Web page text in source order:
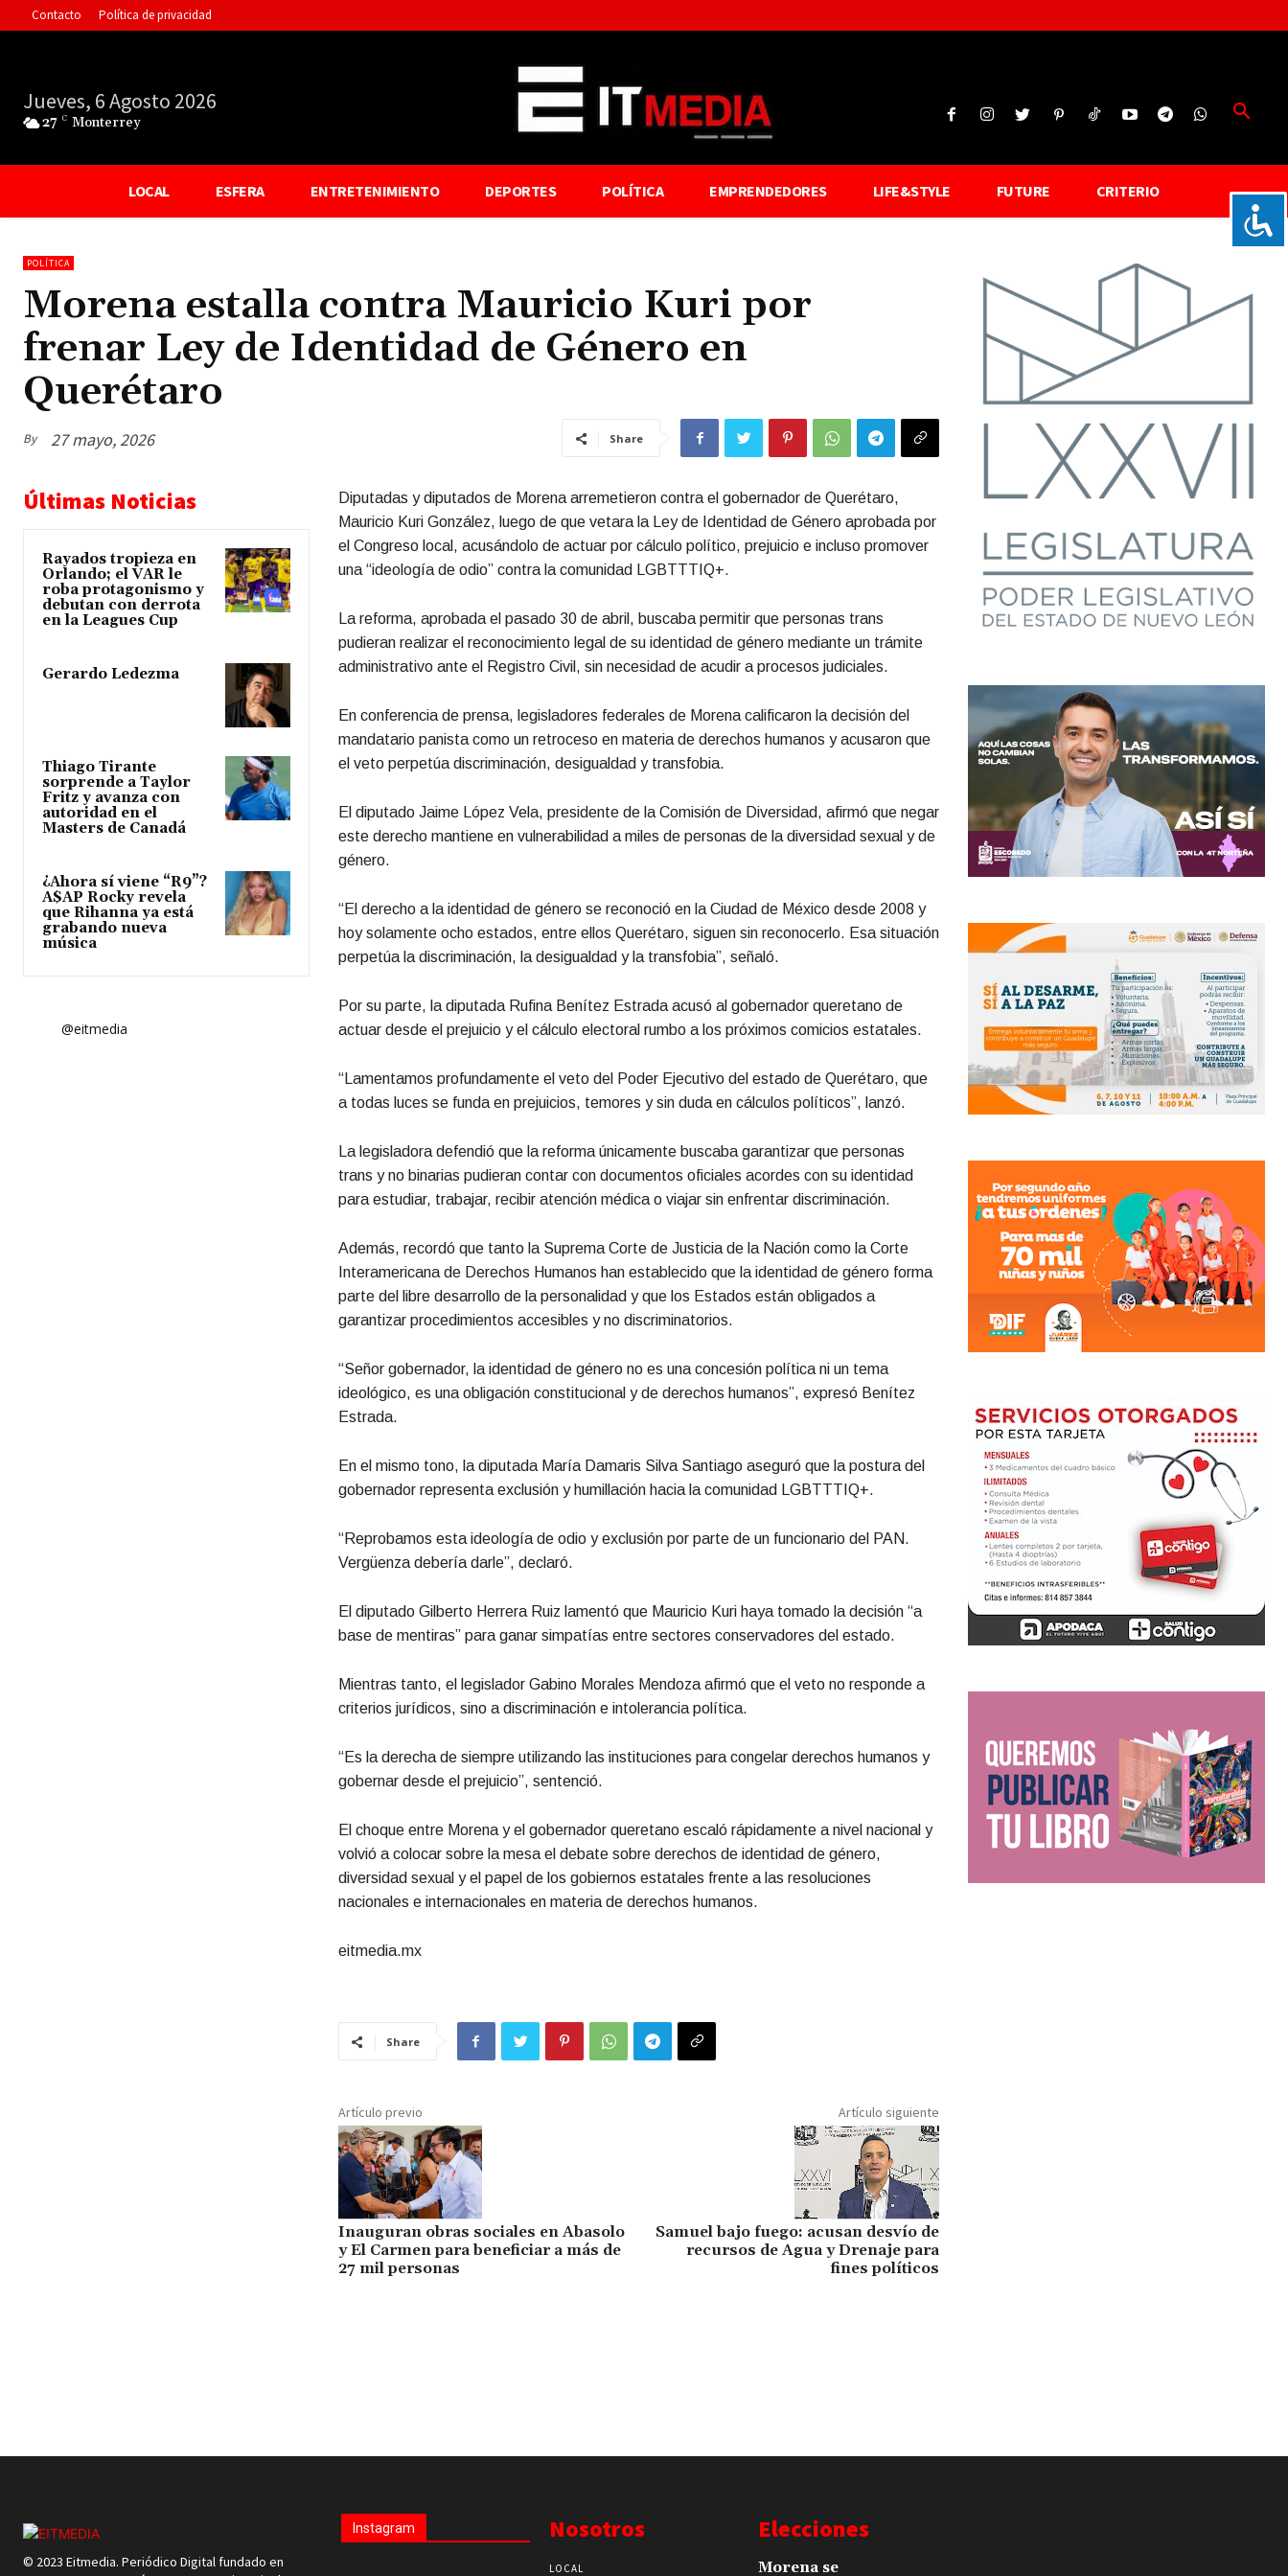
Contacto Política de privacidad
Jueves, 6 Agosto 2026
27 C Monterrey
LOCAL ESFERA ENTRETENIMIENTO DEPORTES POLÍTICA EMPRENDEDORES LIFE&STYLE FUTURE CRITERIO
POLÍTICA
Morena estalla contra Mauricio Kuri por
frenar Ley de Identidad de Género en
Querétaro
By 27 mayo, 2026 Share
Últimas Noticias
Rayados tropieza en
Orlando; el VAR le
roba protagonismo y
debutan con derrota
en la Leagues Cup
Gerardo Ledezma
Thiago Tirante
sorprende a Taylor
Fritz y avanza con
autoridad en el
Masters de Canadá
¿Ahora sí viene “R9”?
A$AP Rocky revela
que Rihanna ya está
grabando nueva
música
@eitmedia
Diputadas y diputados de Morena arremetieron contra el gobernador de Querétaro,
Mauricio Kuri González, luego de que vetara la Ley de Identidad de Género aprobada por
el Congreso local, acusándolo de actuar por cálculo político, prejuicio e incluso promover
una “ideología de odio” contra la comunidad LGBTTTIQ+.
La reforma, aprobada el pasado 30 de abril, buscaba permitir que personas trans
pudieran realizar el reconocimiento legal de su identidad de género mediante un trámite
administrativo ante el Registro Civil, sin necesidad de acudir a procesos judiciales.
En conferencia de prensa, legisladores federales de Morena calificaron la decisión del
mandatario panista como un retroceso en materia de derechos humanos y acusaron que
el veto perpetúa discriminación, desigualdad y transfobia.
El diputado Jaime López Vela, presidente de la Comisión de Diversidad, afirmó que negar
este derecho mantiene en vulnerabilidad a miles de personas de la diversidad sexual y de
género.
“El derecho a la identidad de género se reconoció en la Ciudad de México desde 2008 y
hoy solamente ocho estados, entre ellos Querétaro, siguen sin reconocerlo. Esa situación
perpetúa la discriminación, la desigualdad y la transfobia”, señaló.
Por su parte, la diputada Rufina Benítez Estrada acusó al gobernador queretano de
actuar desde el prejuicio y el cálculo electoral rumbo a los próximos comicios estatales.
“Lamentamos profundamente el veto del Poder Ejecutivo del estado de Querétaro, que
a todas luces se funda en prejuicios, temores y sin duda en cálculos políticos”, lanzó.
La legisladora defendió que la reforma únicamente buscaba garantizar que personas
trans y no binarias pudieran contar con documentos oficiales acordes con su identidad
para estudiar, trabajar, recibir atención médica o viajar sin enfrentar discriminación.
Además, recordó que tanto la Suprema Corte de Justicia de la Nación como la Corte
Interamericana de Derechos Humanos han establecido que la identidad de género forma
parte del libre desarrollo de la personalidad y que los Estados están obligados a
garantizar procedimientos accesibles y no discriminatorios.
“Señor gobernador, la identidad de género no es una concesión política ni un tema
ideológico, es una obligación constitucional y de derechos humanos”, expresó Benítez
Estrada.
En el mismo tono, la diputada María Damaris Silva Santiago aseguró que la postura del
gobernador representa exclusión y humillación hacia la comunidad LGBTTTIQ+.
“Reprobamos esta ideología de odio y exclusión por parte de un funcionario del PAN.
Vergüenza debería darle”, declaró.
El diputado Gilberto Herrera Ruiz lamentó que Mauricio Kuri haya tomado la decisión “a
base de mentiras” para ganar simpatías entre sectores conservadores del estado.
Mientras tanto, el legislador Gabino Morales Mendoza afirmó que el veto no responde a
criterios jurídicos, sino a discriminación e intolerancia política.
“Es la derecha de siempre utilizando las instituciones para congelar derechos humanos y
gobernar desde el prejuicio”, sentenció.
El choque entre Morena y el gobernador queretano escaló rápidamente a nivel nacional y
volvió a colocar sobre la mesa el debate sobre derechos de identidad de género,
diversidad sexual y el papel de los gobiernos estatales frente a las resoluciones
nacionales e internacionales en materia de derechos humanos.
eitmedia.mx
Share
Artículo previo
Inauguran obras sociales en Abasolo
y El Carmen para beneficiar a más de
27 mil personas
Artículo siguiente
Samuel bajo fuego: acusan desvío de
recursos de Agua y Drenaje para
fines políticos
© 2023 Eitmedia. Periódico Digital fundado en
Instagram Nosotros
LOCAL
Elecciones
Morena se